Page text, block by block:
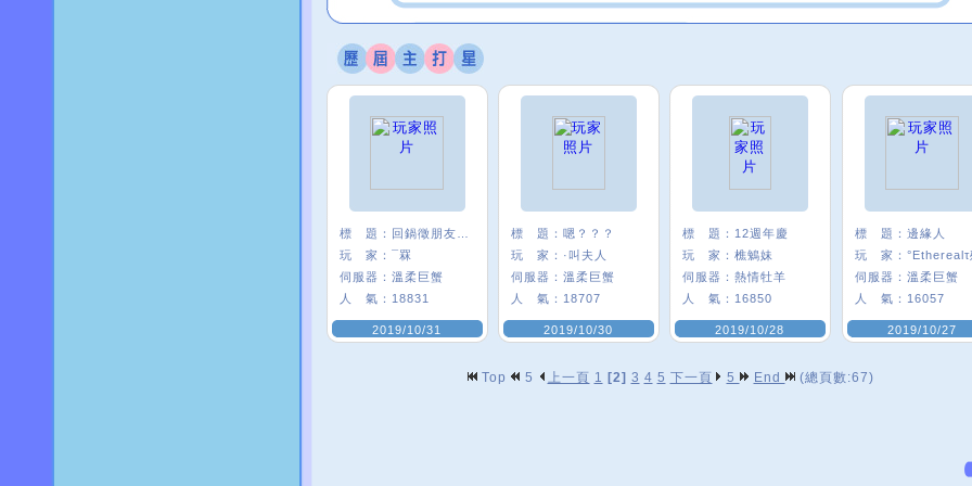
標 題：
玩 家： ¯罧
伺服器： 溫柔巨蟹
人 氣： 18831
2019/10/31
標 題： 嗯？？？
玩 家： ·叫夫人
伺服器： 溫柔巨蟹
人 氣： 18707
2019/10/30
標 題： 12週年慶
玩 家： 樵鵵妹
伺服器： 熱情牡羊
人 氣： 16850
2019/10/28
標 題： 邊緣人
玩 家： °Etherealτ
伺服器： 溫柔巨蟹
人 氣： 16057
2019/10/27
Top 5 上一頁 1 [2] 3 4 5 下一頁 5 End (總頁數:67)